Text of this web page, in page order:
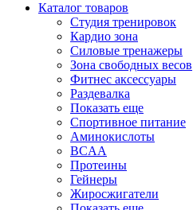
Каталог товаров
Студия тренировок
Кардио зона
Силовые тренажеры
Зона свободных весов
Фитнес аксессуары
Раздевалка
Показать еще
Спортивное питание
Аминокислоты
BCAA
Протеины
Гейнеры
Жиросжигатели